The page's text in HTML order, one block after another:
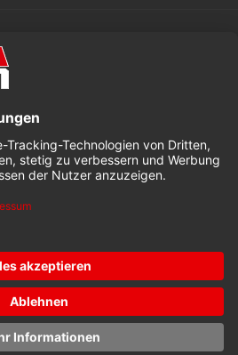
gesetzl. Mehrwertsteuer
GmbH u. Co. KG with ❤ bymister
bk!
Downloads